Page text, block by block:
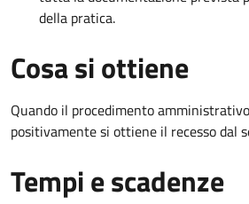
della pratica.
Cosa si ottiene
Quando il procedimento
positivamente si ottiene il recesso dal
Tempi e scadenze